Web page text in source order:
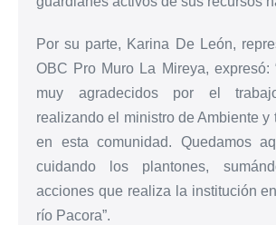
Por su parte, Karina De León,
OBC Pro Muro La Mireya, expresó:
muy agradecidos por el
realizando el ministro de Ambiente y
en esta comunidad. Quedamos
cuidando los plantones,
acciones que realiza la institución
río Pacora”.